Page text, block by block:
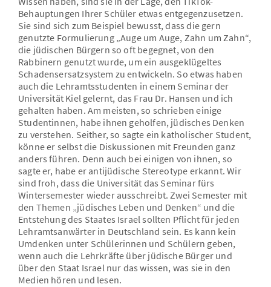
Behauptungen Ihrer Schüler etwas entgegenzusetzen.
Sie sind sich zum Beispiel bewusst, dass die gern
genutzte Formulierung „Auge um Auge, Zahn um Zahn“,
die jüdischen Bürgern so oft begegnet, von den
Rabbinern genutzt wurde, um ein ausgeklügeltes
Schadensersatzsystem zu entwickeln. So etwas haben
auch die Lehramtsstudenten in einem Seminar der
Universität Kiel gelernt, das Frau Dr. Hansen und ich
gehalten haben. Am meisten, so schrieben einige
Studentinnen, habe ihnen geholfen, jüdisches Denken
zu verstehen. Seither, so sagte ein katholischer Student,
könne er selbst die Diskussionen mit Freunden ganz
anders führen. Denn auch bei einigen von ihnen, so
sagte er, habe er antijüdische Stereotype erkannt. Wir
sind froh, dass die Universität das Seminar fürs
Wintersemester wieder ausschreibt. Zwei Semester mit
den Themen „jüdisches Leben und Denken“ und die
Entstehung des Staates Israel sollten Pflicht für jeden
Lehramtsanwärter in Deutschland sein. Es kann kein
Umdenken unter Schülerinnen und Schülern geben,
wenn auch die Lehrkräfte über jüdische Bürger und
über den Staat Israel nur das wissen, was sie in den
Medien hören und lesen.